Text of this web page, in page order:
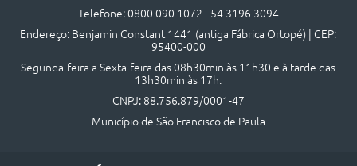
Telefone: 0800 090 1072 - 54 3196 3094
Endereço: Benjamin Constant 1441 (antiga Fábrica Ortopé) | CEP:
95400-000
Segunda-feira a Sexta-feira das 08h30min às 11h30 e à tarde das
13h30min às 17h.
CNPJ: 88.756.879/0001-47
Município de São Francisco de Paula